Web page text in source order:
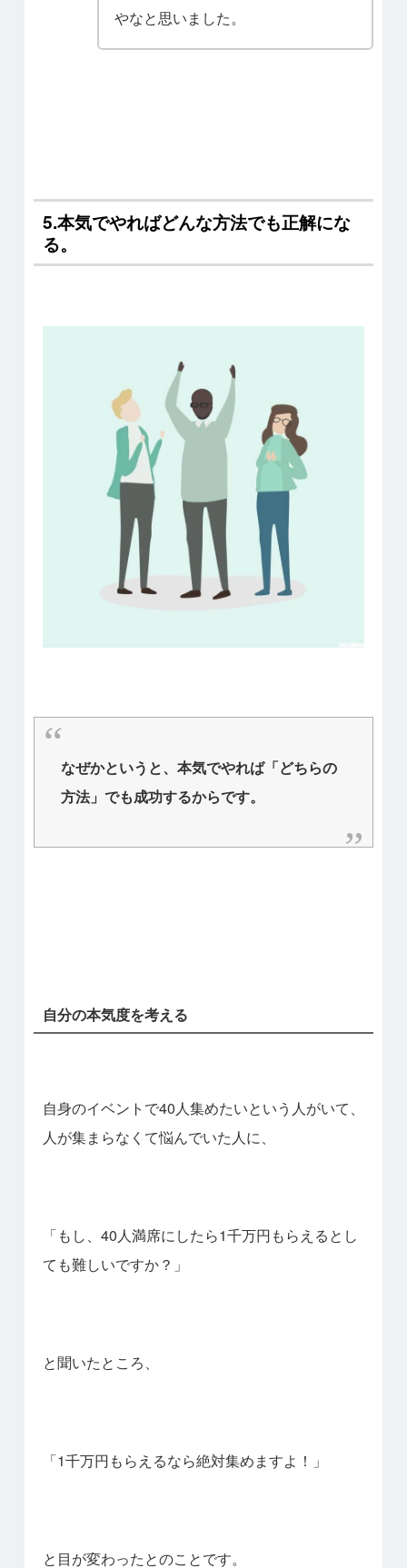
やなと思いました。
5.本気でやればどんな方法でも正解にな
る。
なぜかというと、本気でやれば「どちらの
方法」でも成功するからです。
自分の本気度を考える
自身のイベントで40人集めたいという人がいて、
人が集まらなくて悩んでいた人に、
「もし、40人満席にしたら1千万円もらえるとし
ても難しいですか？」
と聞いたところ、
「1千万円もらえるなら絶対集めますよ！」
と目が変わったとのことです。